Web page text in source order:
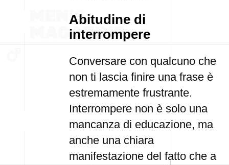
Abitudine di
interrompere
Conversare con qualcuno che
non ti lascia finire una frase è
estremamente frustrante.
Interrompere non è solo una
mancanza di educazione, ma
anche una chiara
manifestazione del fatto che a